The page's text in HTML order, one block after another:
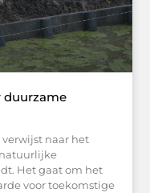
duurzame
naar het
Het gaat om het
voor toekomstige